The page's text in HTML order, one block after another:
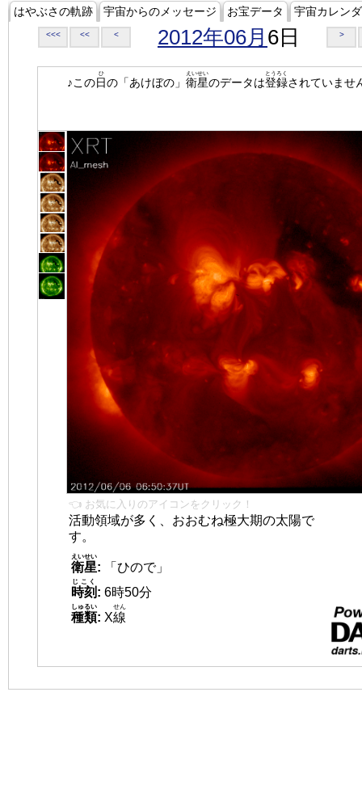
はやぶさの軌跡 宇宙からのメッセージ お宝データ 宇宙カレン
<<< << < 2012年06月 6日 >
♪この日
ひ
の「あけぼの」 衛星
えいせい
のデータは登録
とうろく
されていませ
👈 お気に入りのアイコンをクリック！
活動領域が多く、おおむね極大期の太陽で
す。
衛星
えいせい
:
「ひので」
時刻
じこく
: 6時50分
種類
しゅるい
: X線
せん